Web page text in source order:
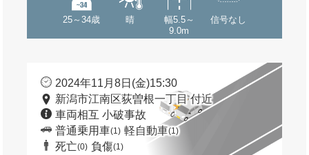
25～34歳 晴
幅5.5～
9.0m
信号なし
2024年11月8日(金)15:30
新潟市江南区荻曽根一丁目 付近
車両相互 小破事故
普通乗用車(1) 軽自動車(1)
死亡(0) 負傷(1)